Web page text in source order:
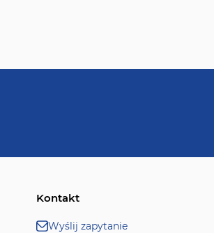
Kontakt
Wyślij zapytanie